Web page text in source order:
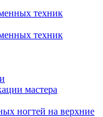
техник
техник
мастера
ногтей на верхние